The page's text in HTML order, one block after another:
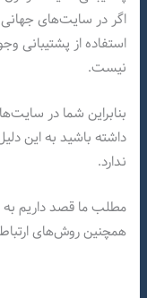
اگر در سایت‌های
استفاده از پشتیبانی
نیست.
بنابراین شما در
داشته باشید به این
ندارد.
مطلب ما قصد داریم
همچنین روش‌های ارتباط